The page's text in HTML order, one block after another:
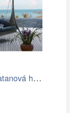
DEOKORK Ratanová houpačka GIANA